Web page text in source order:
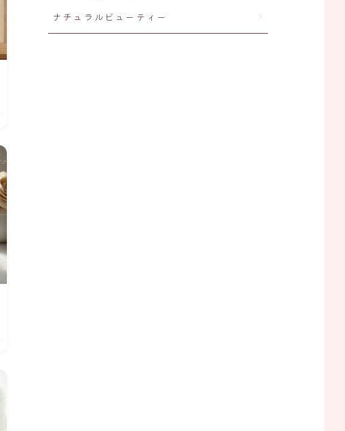
ナチュラルビューティー